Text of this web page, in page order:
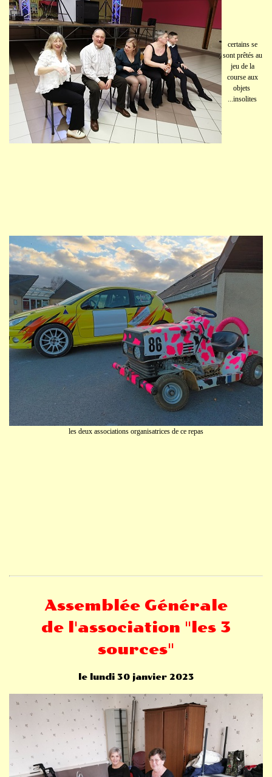
certains se
sont prêtés au
jeu de la
course aux
objets
...insolites
les deux associations organisatrices de ce repas
Assemblée Générale
de l'association "les 3
sources"
le lundi 30 janvier 2023